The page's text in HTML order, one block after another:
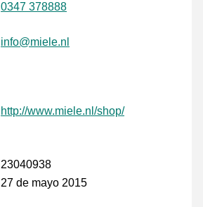
0347 378888
info@miele.nl
http://www.miele.nl/shop/
23040938
27 de mayo 2015